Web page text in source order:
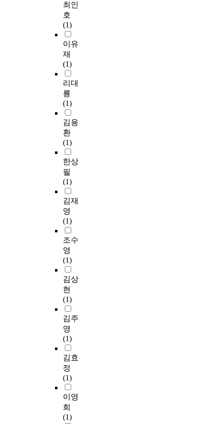
최인
호
(1)
이유
재
(1)
리대
룡
(1)
김용
환
(1)
한상
필
(1)
김재
영
(1)
조수
영
(1)
김상
현
(1)
김주
영
(1)
김효
정
(1)
이영
희
(1)